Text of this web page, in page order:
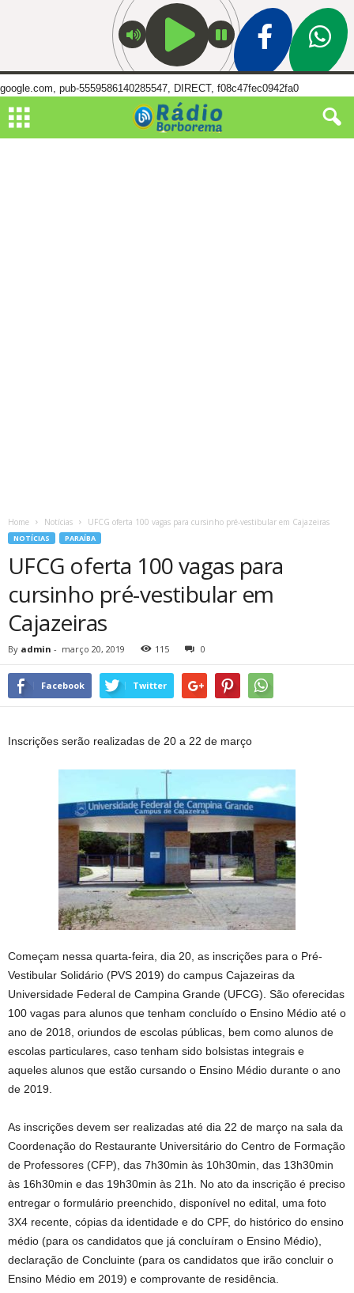
google.com, pub-5559586140285547, DIRECT, f08c47fec0942fa0
Home Notícias UFCG oferta 100 vagas para cursinho pré-vestibular em Cajazeiras
NOTÍCIAS PARAÍBA
UFCG oferta 100 vagas para
cursinho pré-vestibular em
Cajazeiras
By admin - março 20, 2019 115 0
Facebook Twitter
Inscrições serão realizadas de 20 a 22 de março
Começam nessa quarta-feira, dia 20, as inscrições para o Pré-
Vestibular Solidário (PVS 2019) do campus Cajazeiras da
Universidade Federal de Campina Grande (UFCG). São oferecidas
100 vagas para alunos que tenham concluído o Ensino Médio até o
ano de 2018, oriundos de escolas públicas, bem como alunos de
escolas particulares, caso tenham sido bolsistas integrais e
aqueles alunos que estão cursando o Ensino Médio durante o ano
de 2019.
As inscrições devem ser realizadas até dia 22 de março na sala da
Coordenação do Restaurante Universitário do Centro de Formação
de Professores (CFP), das 7h30min às 10h30min, das 13h30min
às 16h30min e das 19h30min às 21h. No ato da inscrição é preciso
entregar o formulário preenchido, disponível no edital, uma foto
3X4 recente, cópias da identidade e do CPF, do histórico do ensino
médio (para os candidatos que já concluíram o Ensino Médio),
declaração de Concluinte (para os candidatos que irão concluir o
Ensino Médio em 2019) e comprovante de residência.